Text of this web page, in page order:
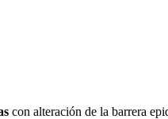
con alteración de la barrera